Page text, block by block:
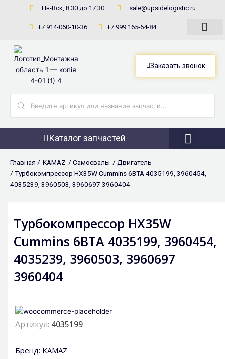
содержимому
Пн-Вск, 8:30 до 17:30 sale@upsidelogistic.ru
+7 914-060-10-36 +7 999 165-64-84
Заказать звонок
Каталог запчастей
Главная / KAMAZ / Самосвалы / Двигатель
/ Турбокомпрессор HX35W Cummins 6BTA 4035199, 3960454,
4035239, 3960503, 3960697 3960404
Турбокомпрессор HX35W
Cummins 6BTA 4035199, 3960454,
4035239, 3960503, 3960697
3960404
Артикул: 4035199
Бренд: KAMAZ